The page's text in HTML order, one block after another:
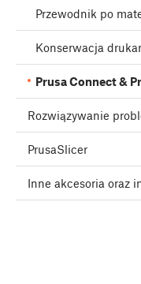
Przewodnik po
Konserwacja
Prusa Connect &
Rozwiązywanie
PrusaSlicer
Inne akcesoria oraz